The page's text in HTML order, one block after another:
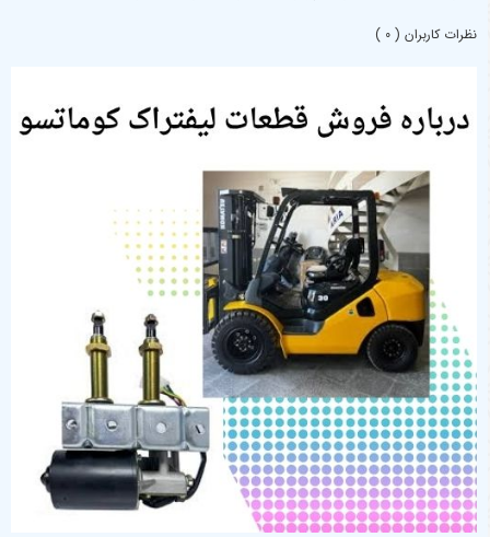
نظرات کاربران ( 0 )